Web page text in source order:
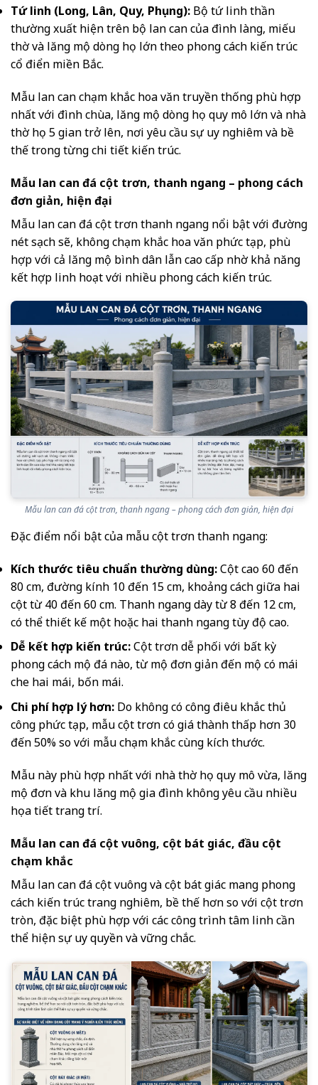
Tứ linh (Long, Lân, Quy, Phụng): Bộ tứ linh thần
thường xuất hiện trên bộ lan can của đình làng, miếu
thờ và lăng mộ dòng họ lớn theo phong cách kiến trúc
cổ điển miền Bắc.
Mẫu lan can chạm khắc hoa văn truyền thống phù hợp
nhất với đình chùa, lăng mộ dòng họ quy mô lớn và nhà
thờ họ 5 gian trở lên, nơi yêu cầu sự uy nghiêm và bề
thế trong từng chi tiết kiến trúc.
Mẫu lan can đá cột trơn, thanh ngang – phong cách
đơn giản, hiện đại
Mẫu lan can đá cột trơn thanh ngang nổi bật với đường
nét sạch sẽ, không chạm khắc hoa văn phức tạp, phù
hợp với cả lăng mộ bình dân lẫn cao cấp nhờ khả năng
kết hợp linh hoạt với nhiều phong cách kiến trúc.
Mẫu lan can đá cột trơn, thanh ngang – phong cách đơn giản, hiện đại
Đặc điểm nổi bật của mẫu cột trơn thanh ngang:
Kích thước tiêu chuẩn thường dùng:Cột cao 60 đến
80 cm, đường kính 10 đến 15 cm, khoảng cách giữa hai
cột từ 40 đến 60 cm. Thanh ngang dày từ 8 đến 12 cm,
có thể thiết kế một hoặc hai thanh ngang tùy độ cao.
Dễ kết hợp kiến trúc:Cột trơn dễ phối với bất kỳ
phong cách mộ đá nào, từ mộ đơn giản đến mộ có mái
che hai mái, bốn mái.
Chi phí hợp lý hơn: Do không có công điêu khắc thủ
công phức tạp, mẫu cột trơn có giá thành thấp hơn 30
đến 50% so với mẫu chạm khắc cùng kích thước.
Mẫu này phù hợp nhất với nhà thờ họ quy mô vừa, lăng
mộ đơn và khu lăng mộ gia đình không yêu cầu nhiều
họa tiết trang trí.
Mẫu lan can đá cột vuông, cột bát giác, đầu cột
chạm khắc
Mẫu lan can đá cột vuông và cột bát giác mang phong
cách kiến trúc trang nghiêm, bề thế hơn so với cột trơn
tròn, đặc biệt phù hợp với các công trình tâm linh cần
thể hiện sự uy quyền và vững chắc.